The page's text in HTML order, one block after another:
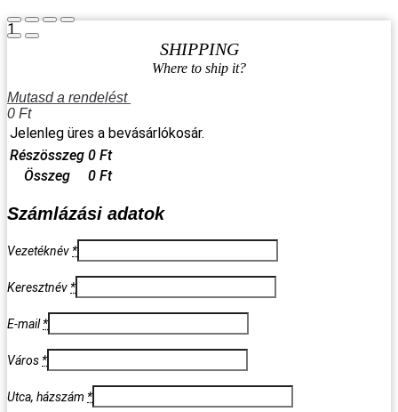
1
SHIPPING
Where to ship it?
Mutasd a rendelést
0 Ft
Jelenleg üres a bevásárlókosár.
Részösszeg 0 Ft
Összeg
0 Ft
Számlázási adatok
Vezetéknév *
Keresztnév *
E-mail*
Város *
Utca, házszám *